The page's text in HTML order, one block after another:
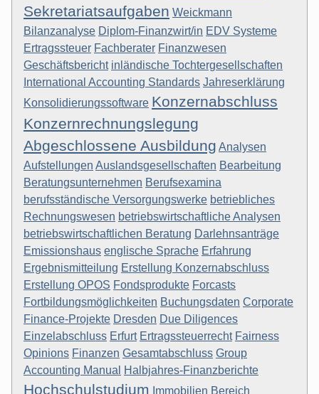
Sekretariatsaufgaben Weickmann
Bilanzanalyse Diplom-Finanzwirt/in EDV Systeme
Ertragssteuer Fachberater Finanzwesen
Geschäftsbericht inländische Tochtergesellschaften
International Accounting Standards Jahreserklärung
Konsolidierungssoftware Konzernabschluss
Konzernrechnungslegung
Abgeschlossene Ausbildung Analysen
Aufstellungen Auslandsgesellschaften Bearbeitung
Beratungsunternehmen Berufsexamina
berufsständische Versorgungswerke betriebliches
Rechnungswesen betriebswirtschaftliche Analysen
betriebswirtschaftlichen Beratung Darlehnsanträge
Emissionshaus englische Sprache Erfahrung
Ergebnismitteilung Erstellung Konzernabschluss
Erstellung OPOS Fondsprodukte Forcasts
Fortbildungsmöglichkeiten Buchungsdaten Corporate
Finance-Projekte Dresden Due Diligences
Einzelabschluss Erfurt Ertragssteuerrecht Fairness
Opinions Finanzen Gesamtabschluss Group
Accounting Manual
Halbjahres-Finanzberichte
Hochschulstudium Immobilien Bereich